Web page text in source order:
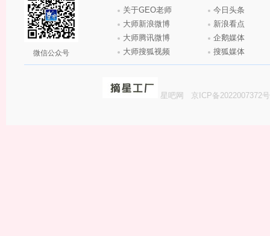
微信公众号
关于GEO老师
大师新浪微博
大师腾讯微博
大师搜狐视频
今日头条
新浪看点
企鹅媒体
搜狐媒体
星吧网 京ICP备2022007372